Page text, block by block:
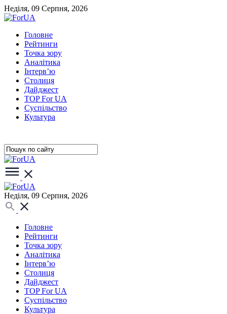
Неділя, 09 Серпня, 2026
Головне
Рейтинги
Точка зору
Аналітика
Інтерв’ю
Столиця
Дайджест
TOP For UA
Суспiльство
Культура
Неділя, 09 Серпня, 2026
Головне
Рейтинги
Точка зору
Аналітика
Інтерв’ю
Столиця
Дайджест
TOP For UA
Суспiльство
Культура